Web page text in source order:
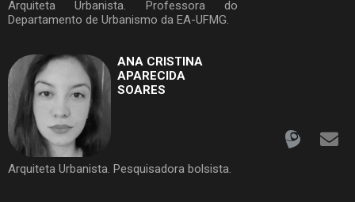
Arquiteta Urbanista. Professora do
Departamento de Urbanismo da EA-UFMG.
ANA CRISTINA
APARECIDA
SOARES
Arquiteta Urbanista. Pesquisadora bolsista.